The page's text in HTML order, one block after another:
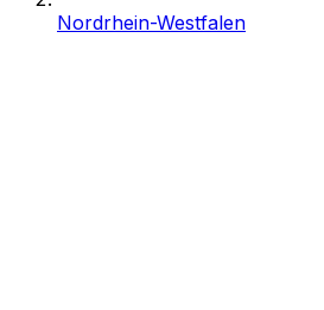
Nordrhein-Westfalen